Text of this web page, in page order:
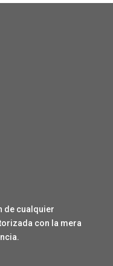
de cualquier
con la mera